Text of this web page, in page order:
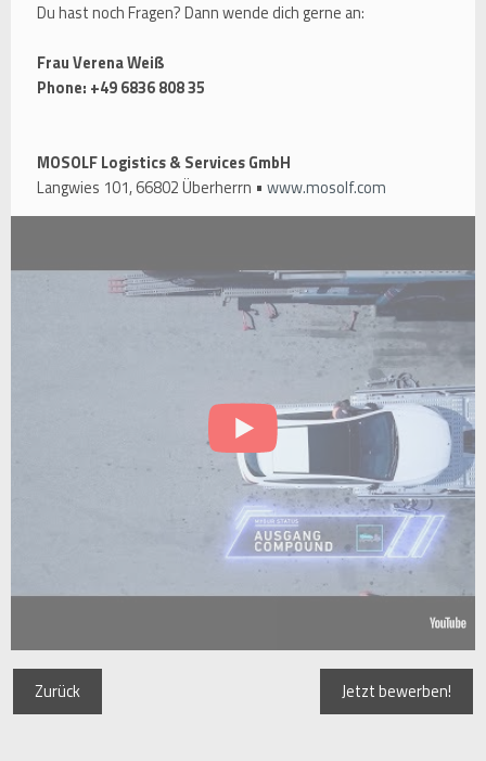
Du hast noch Fragen? Dann wende dich gerne an:
Frau Verena Weiß
Phone: +49 6836 808 35
MOSOLF Logistics & Services GmbH
Langwies 101, 66802 Überherrn • www.mosolf.com
Zurück Jetzt bewerben!